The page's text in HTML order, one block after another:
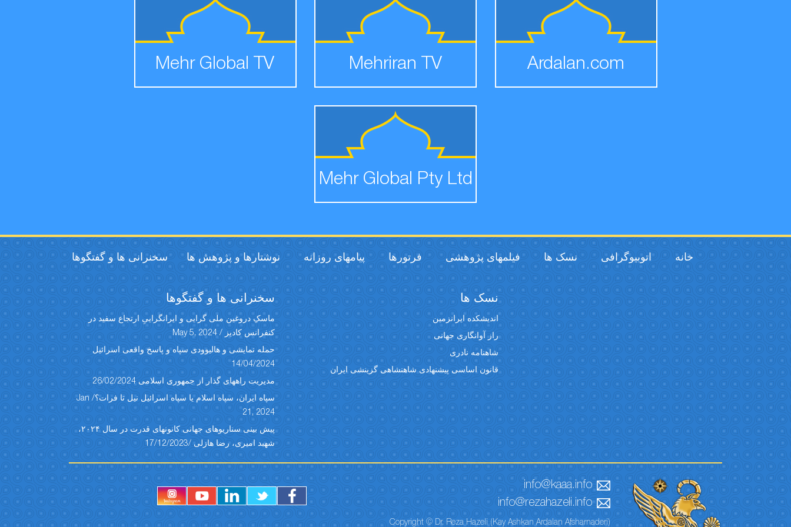
Ardalan.com
Mehriran TV
Mehr Global TV
Mehr Global Pty Ltd
خانه اتوبیوگرافی نسک ها فیلمهای پژوهشی فرتورها پیامهای روزانه نوشتارها و پژوهش ها سخنرانی ها و گفتگوها
نسک ها
اندیشکده ایرانزمین
راز آوانگاری جهانی
شاهنامه نادری
قانون اساسی پیشنهادی شاهنشاهی گزینشی ایران
سخنرانی ها و گفتگوها
ماسکِ دروغین ملی گرایی و ایرانگراییِ ارتجاع سفید در
کنفرانس کادیز / May 5, 2024
حمله نمایشی و هالیوودی سپاه و پاسخ واقعی اسرائیل
14/04/2024
مدیریت راههای گذار از جمهوری اسلامی 26/02/2024
سپاه ایران، سپاه اسلام یا سپاه اسرائیل نیل تا فرات؟/ Jan
21, 2024
پیش بینی سناریوهای جهانی کانونهای قدرت در سال ۲۰۲۴،
شهبد امیری، رضا هازلی /17/12/2023
info@kaaa.info
info@rezahazeli.info
Copyright © Dr. Reza Hazeli (Kay Ashkan Ardalan Afsharnaderi)